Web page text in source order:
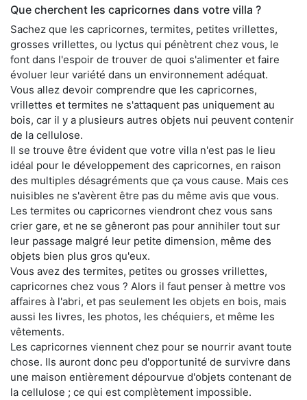
Que cherchent les capricornes dans votre villa ?
Sachez que les capricornes, termites, petites vrillettes,
grosses vrillettes, ou lyctus qui pénètrent chez vous, le
font dans l'espoir de trouver de quoi s'alimenter et faire
évoluer leur variété dans un environnement adéquat.
Vous allez devoir comprendre que les capricornes,
vrillettes et termites ne s'attaquent pas uniquement au
bois, car il y a plusieurs autres objets nui peuvent contenir
de la cellulose.
Il se trouve être évident que votre villa n'est pas le lieu
idéal pour le développement des capricornes, en raison
des multiples désagréments que ça vous cause. Mais ces
nuisibles ne s'avèrent être pas du même avis que vous.
Les termites ou capricornes viendront chez vous sans
crier gare, et ne se gêneront pas pour annihiler tout sur
leur passage malgré leur petite dimension, même des
objets bien plus gros qu'eux.
Vous avez des termites, petites ou grosses vrillettes,
capricornes chez vous ? Alors il faut penser à mettre vos
affaires à l'abri, et pas seulement les objets en bois, mais
aussi les livres, les photos, les chéquiers, et même les
vêtements.
Les capricornes viennent chez pour se nourrir avant toute
chose. Ils auront donc peu d'opportunité de survivre dans
une maison entièrement dépourvue d'objets contenant de
la cellulose ; ce qui est complètement impossible.